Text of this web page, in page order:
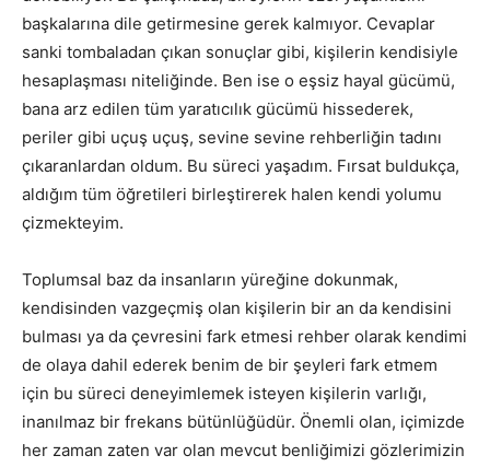
başkalarına dile getirmesine gerek kalmıyor. Cevaplar
sanki tombaladan çıkan sonuçlar gibi, kişilerin kendisiyle
hesaplaşması niteliğinde. Ben ise o eşsiz hayal gücümü,
bana arz edilen tüm yaratıcılık gücümü hissederek,
periler gibi uçuş uçuş, sevine sevine rehberliğin tadını
çıkaranlardan oldum. Bu süreci yaşadım. Fırsat buldukça,
aldığım tüm öğretileri birleştirerek halen kendi yolumu
çizmekteyim.
Toplumsal baz da insanların yüreğine dokunmak,
kendisinden vazgeçmiş olan kişilerin bir an da kendisini
bulması ya da çevresini fark etmesi rehber olarak kendimi
de olaya dahil ederek benim de bir şeyleri fark etmem
için bu süreci deneyimlemek isteyen kişilerin varlığı,
inanılmaz bir frekans bütünlüğüdür. Önemli olan, içimizde
her zaman zaten var olan mevcut benliğimizi gözlerimizin